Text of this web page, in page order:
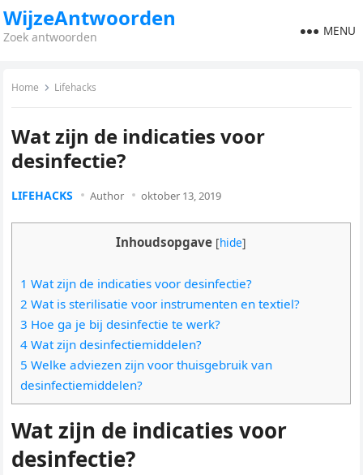
WijzeAntwoorden
Zoek antwoorden MENU
Home Lifehacks
Wat zijn de indicaties voor
desinfectie?
LIFEHACKS Author oktober 13, 2019
Inhoudsopgave [hide]
1 Wat zijn de indicaties voor desinfectie?
2 Wat is sterilisatie voor instrumenten en textiel?
3 Hoe ga je bij desinfectie te werk?
4 Wat zijn desinfectiemiddelen?
5 Welke adviezen zijn voor thuisgebruik van
desinfectiemiddelen?
Wat zijn de indicaties voor
desinfectie?